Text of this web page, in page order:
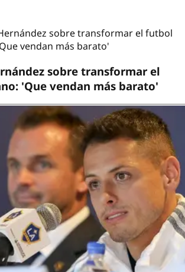
sobre transformar el futbol
vendan más barato'
sobre transformar el
'Que vendan más barato'